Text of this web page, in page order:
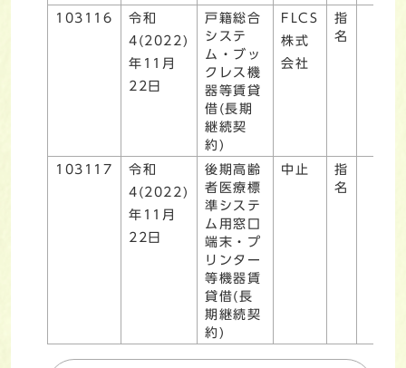
103116
令和
4(2022)
年11月
22日
戸籍総合
システ
ム・ブッ
クレス機
器等賃貸
借(長期
継続契
約)
FLCS
株式
会社
指
名
103117
令和
4(2022)
年11月
22日
後期高齢
者医療標
準システ
ム用窓口
端末・プ
リンター
等機器賃
貸借(長
期継続契
約)
中止
指
名